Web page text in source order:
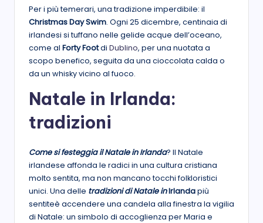
Per i più temerari, una tradizione imperdibile: il
Christmas Day Swim. Ogni 25 dicembre, centinaia di
irlandesi si tuffano nelle gelide acque dell’oceano,
come al Forty Footdi Dublino, per una nuotata a
scopo benefico, seguita da una cioccolata calda o
da un whisky vicino al fuoco.
Natale in Irlanda:
tradizioni
Come si festeggia il Natale in Irlanda? Il Natale
irlandese affonda le radici in una cultura cristiana
molto sentita, ma non mancano tocchi folkloristici
unici. Una delle tradizioni di Natale inIrlandapiù
sentiteè accendere una candela alla finestra la vigilia
di Natale: un simbolo di accoglienza per Maria e